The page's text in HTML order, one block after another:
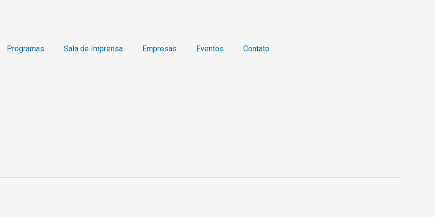
Programas Sala de Imprensa Empresas Eventos Contato